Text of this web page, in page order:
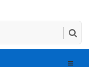
Toggle